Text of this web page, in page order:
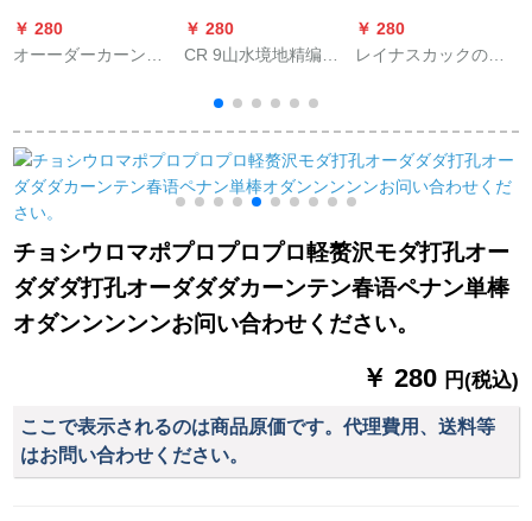
￥ 280
オーーダーカーンテ
トカート既製カーリ
ングラインラインラ
インアップ写真
￥ 280
CR 9山水境地精编纱
ン新中国式ソフトカ
ーン挂け式
￥ 280
レイナスカックの厚
ドを入れています。
テンロックのシンゲ
ルの紫金色のABSキ
す。
チョシウロマポプロプロプロ軽赘沢モダ打孔オー
ダダダ打孔オーダダダカーンテン春语ペナン単棒
オダンンンンンお问い合わせください。
￥ 280 円(税込)
ここで表示されるのは商品原価です。代理費用、送料等
はお問い合わせください。